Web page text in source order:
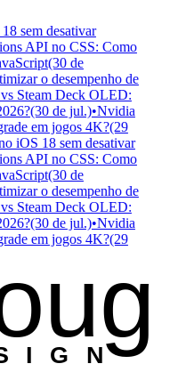
sem desativar
API no CSS: Como
(30 de
o desempenho de
Steam Deck OLED:
(30 de jul.)•Nvidia
em jogos 4K?(29
iOS 18 sem desativar
API no CSS: Como
(30 de
o desempenho de
Steam Deck OLED:
(30 de jul.)•Nvidia
em jogos 4K?(29
ESIGN